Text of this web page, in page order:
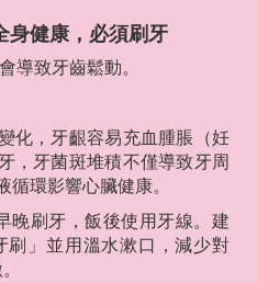
身健康，必須刷牙
導致牙齒鬆動。
化，牙齦容易充血腫脹（妊
，牙菌斑堆積不僅導致牙周
環影響心臟健康。
晚刷牙，飯後使用牙線。建
刷」並用溫水漱口，減少對